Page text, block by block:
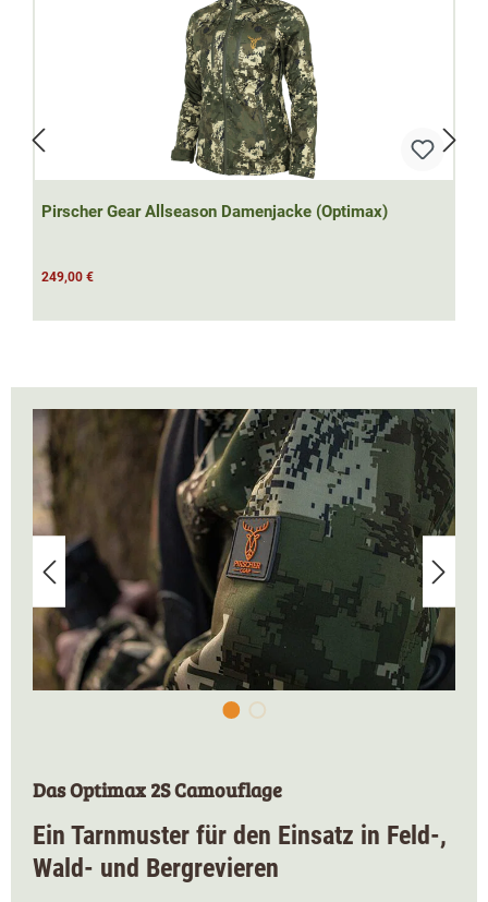
Pirscher Gear Allseason Damenjacke (Optimax)
249,00 €
Bildergalerie überspringen
Das Optimax 2S Camouflage
Ein Tarnmuster für den Einsatz in Feld-,
Wald- und Bergrevieren